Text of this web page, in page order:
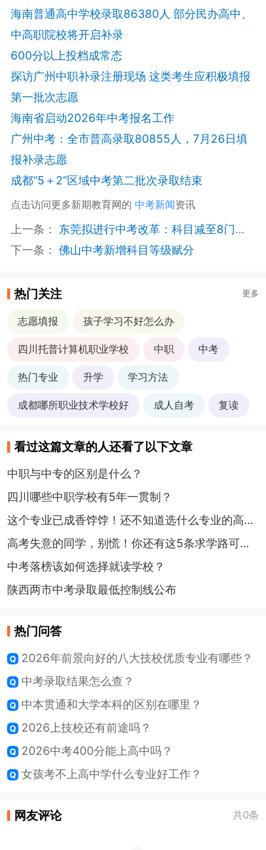
海南普通高中学校录取86380人 部分民办高中、
中高职院校将开启补录
600分以上投档成常态
探访广州中职补录注册现场 这类考生应积极填报
第一批次志愿
海南省启动2026年中考报名工作
广州中考：全市普高录取80855人，7月26日填
报补录志愿
成都“5＋2”区域中考第二批次录取结束
点击访问更多新期教育网的 中考新闻资讯
上一条： 东莞拟进行中考改革：科目减至8门总分降至680分
下一条： 佛山中考新增科目等级赋分
热门关注 更多
志愿填报 孩子学习不好怎么办
四川托普计算机职业学校 中职 中考
热门专业 升学 学习方法
成都哪所职业技术学校好 成人自考 复读
看过这篇文章的人还看了以下文章
中职与中专的区别是什么？
四川哪些中职学校有5年一贯制？
这个专业已成香饽饽！还不知道选什么专业的高职生快码住
高考失意的同学，别慌！你还有这5条求学路可以选
中考落榜该如何选择就读学校？
陕西两市中考录取最低控制线公布
热门问答
2026年前景向好的八大技校优质专业有哪些？
中考录取结果怎么查？
中本贯通和大学本科的区别在哪里？
2026上技校还有前途吗？
2026中考400分能上高中吗？
女孩考不上高中学什么专业好工作？
网友评论 共0条